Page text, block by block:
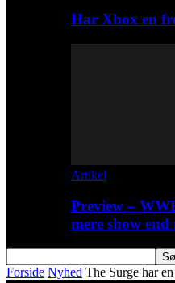
Har Xbox en
Artikel
Preview –
mere show
Forside Nyhed The Surge har